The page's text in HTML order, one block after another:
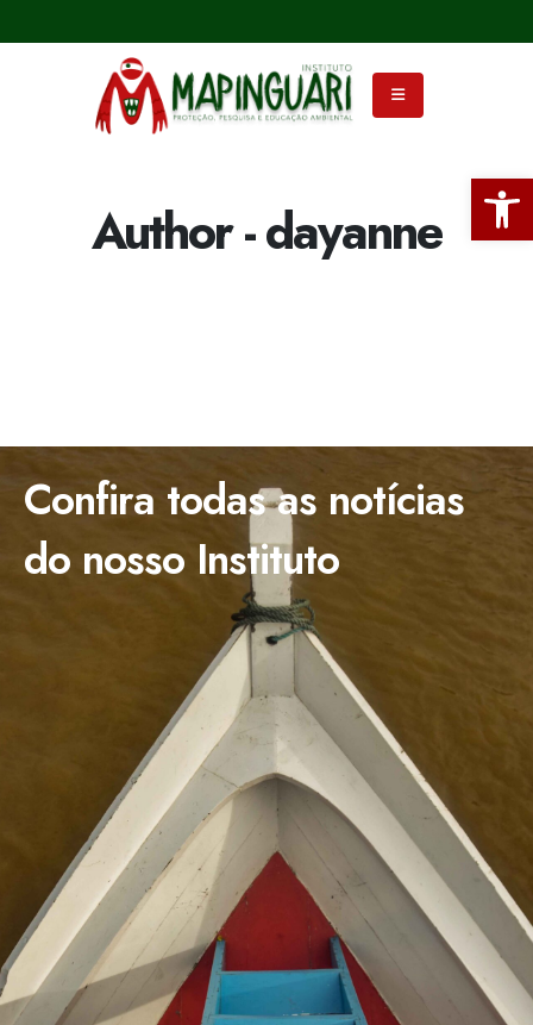
Author - dayanne
Confira todas as notícias
do nosso Instituto